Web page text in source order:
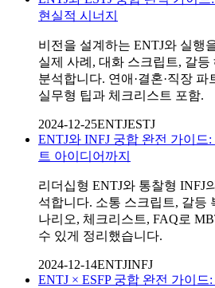
현실적 시너지
비전을 설계하는 ENTJ와 실행
실제 사례, 대화 스크립트, 갈등
분석합니다. 연애·결혼·직장
실무형 팁과 체크리스트 포함.
2024-12-25ENTJESTJ
ENTJ와 INFJ 궁합 완전 가이드
트 아이디어까지
리더십형 ENTJ와 통찰형 INFJ
석합니다. 소통 스크립트, 갈등
나리오, 체크리스트, FAQ로
수 있게 정리했습니다.
2024-12-14ENTJINFJ
ENTJ × ESFP 궁합 완전 가이